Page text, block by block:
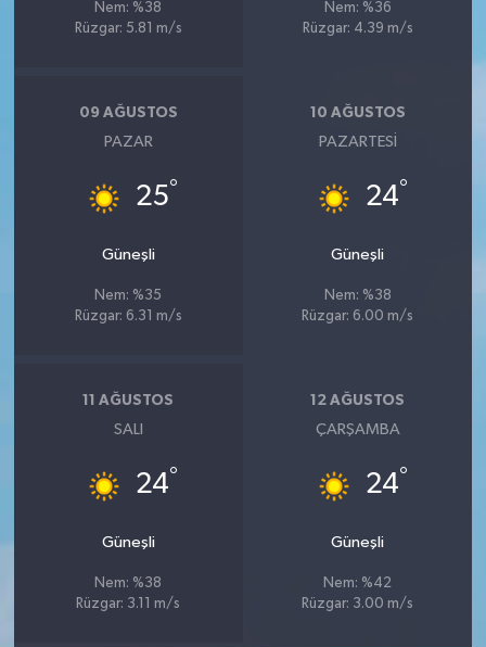
Nem: %38
Rüzgar: 5.81 m/s
Nem: %36
Rüzgar: 4.39 m/s
09 AĞUSTOS
PAZAR
25°
Güneşli
Nem: %35
Rüzgar: 6.31 m/s
10 AĞUSTOS
PAZARTESI
24°
Güneşli
Nem: %38
Rüzgar: 6.00 m/s
11 AĞUSTOS
SALI
24°
Güneşli
Nem: %38
Rüzgar: 3.11 m/s
12 AĞUSTOS
ÇARŞAMBA
24°
Güneşli
Nem: %42
Rüzgar: 3.00 m/s